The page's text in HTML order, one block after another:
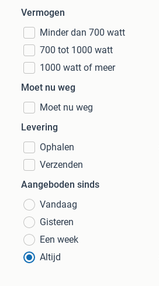
Vermogen
Minder dan 700 watt
700 tot 1000 watt
1000 watt of meer
Moet nu weg
Moet nu weg
Levering
Ophalen
Verzenden
Aangeboden sinds
Vandaag
Gisteren
Een week
Altijd